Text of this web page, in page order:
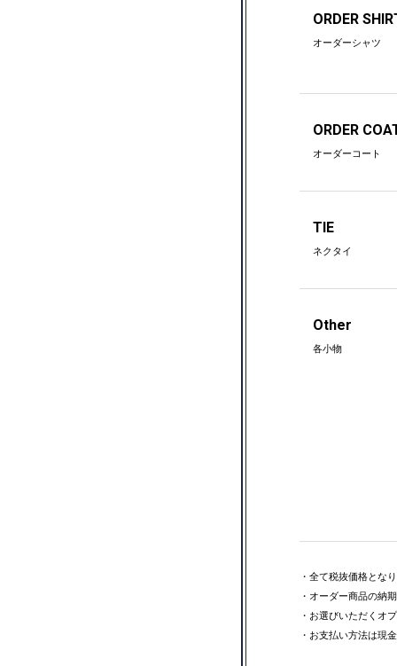
ORDER
オーダーシャツ
ORDER
オーダーコート
TIE
ネクタイ
Other
各小物
・全て税抜価格とな
・オーダー商品の納
・お選びいただくオ
・お支払い方法は現